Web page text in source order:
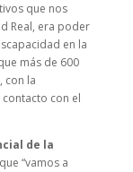
que nos
Real, era poder
en la
más de 600
con la
con el
de la
“vamos a